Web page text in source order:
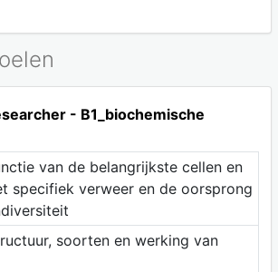
- B1_biochemische
van de belangrijkste cellen en
specifiek verweer en de oorsprong
soorten en werking van